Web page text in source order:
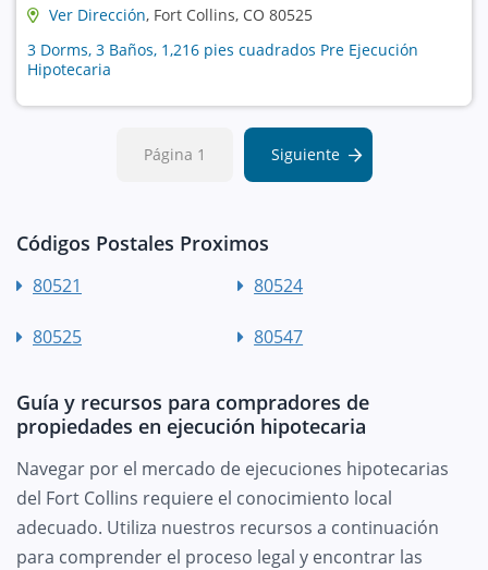
Ver Dirección, Fort Collins, CO 80525
3 Dorms, 3 Baños, 1,216 pies cuadrados Pre Ejecución
Hipotecaria
Página 1 Siguiente
Códigos Postales Proximos
80521 80524
80525 80547
Guía y recursos para compradores de
propiedades en ejecución hipotecaria
Navegar por el mercado de ejecuciones hipotecarias
del Fort Collins requiere el conocimiento local
adecuado. Utiliza nuestros recursos a continuación
para comprender el proceso legal y encontrar las